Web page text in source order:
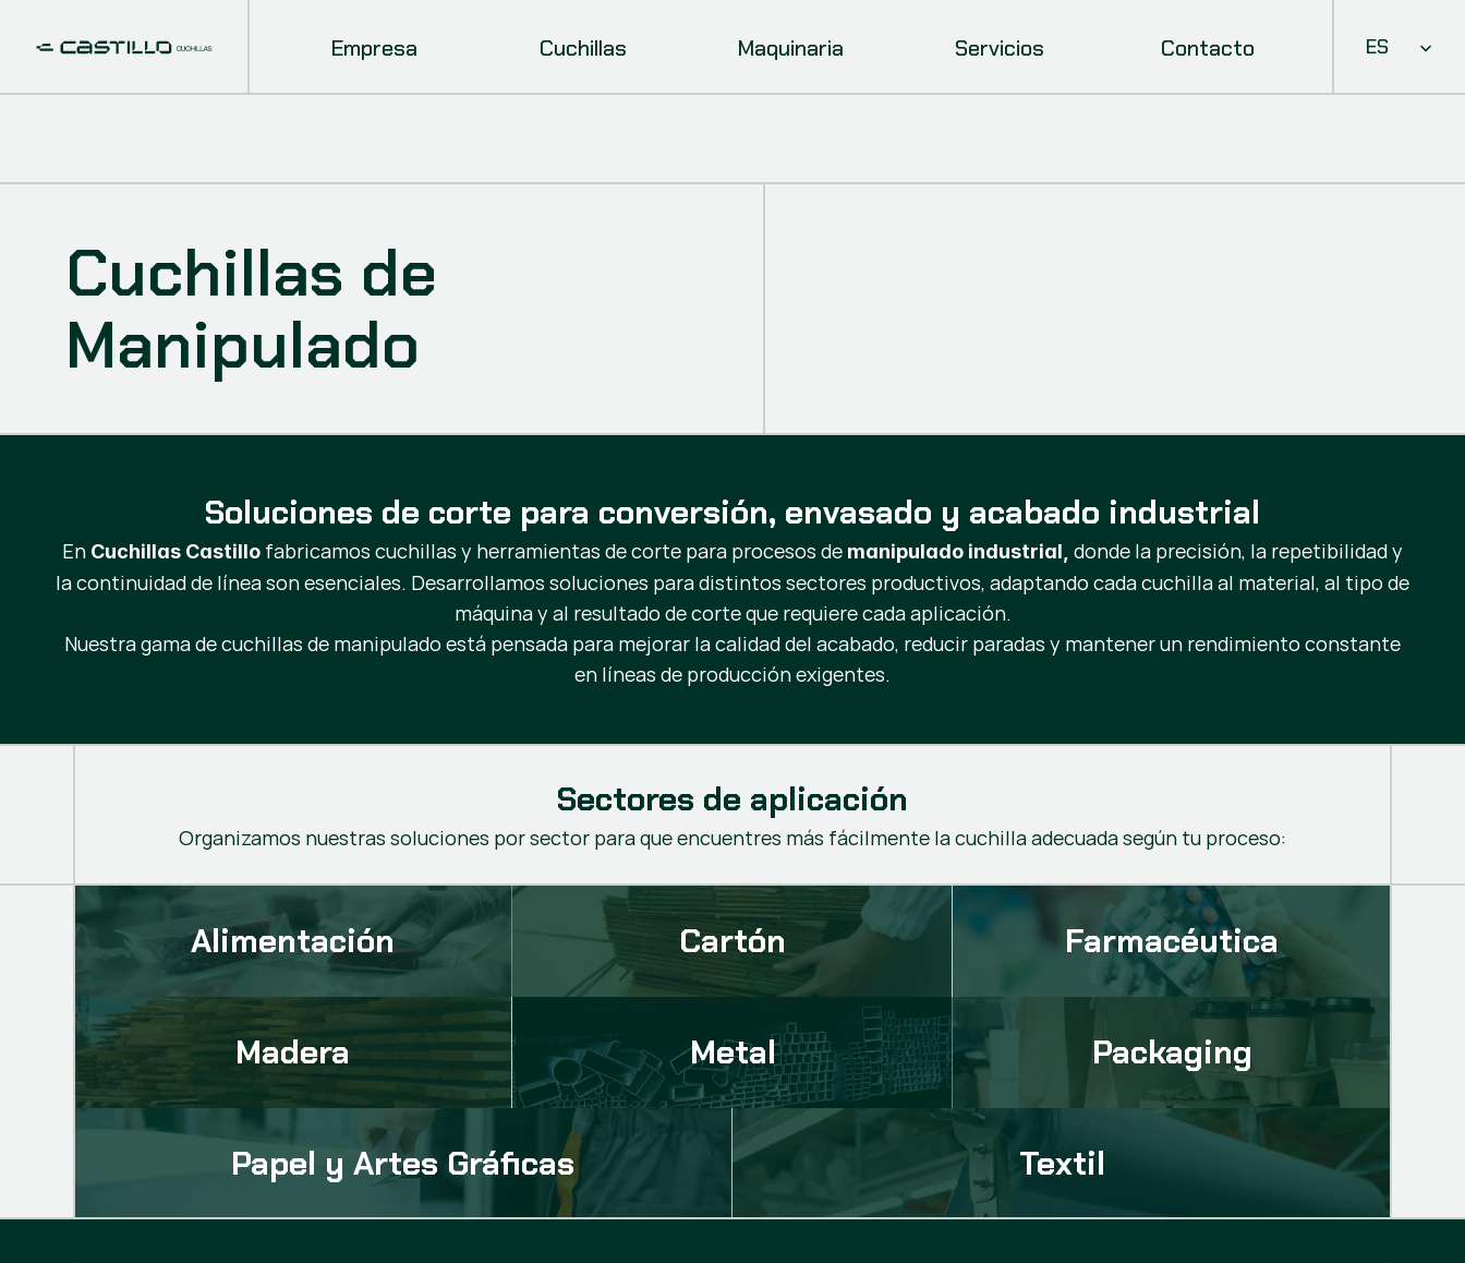
Empresa Cuchillas Maquinaria Servicios Contacto Select
ES
Cuchillas de
Manipulado
Soluciones de corte para conversión, envasado y acabado industrial
En Cuchillas Castillo fabricamos cuchillas y herramientas de corte para procesos de manipulado industrial, donde la precisión, la repetibilidad y
la continuidad de línea son esenciales. Desarrollamos soluciones para distintos sectores productivos, adaptando cada cuchilla al material, al tipo de
máquina y al resultado de corte que requiere cada aplicación.
Nuestra gama de cuchillas de manipulado está pensada para mejorar la calidad del acabado, reducir paradas y mantener un rendimiento constante
en líneas de producción exigentes.
Sectores de aplicación
Organizamos nuestras soluciones por sector para que encuentres más fácilmente la cuchilla adecuada según tu proceso:
Alimentación Cartón Farmacéutica
Madera Metal Packaging
Papel y Artes Gráficas Textil